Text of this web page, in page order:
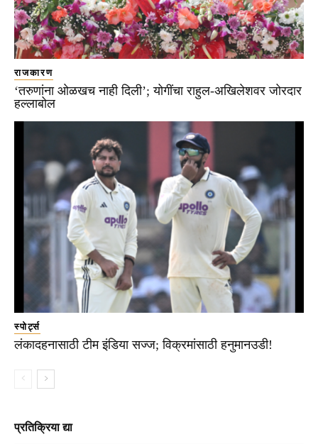
राजकारण
‘तरुणांना ओळखच नाही दिली’; योगींचा राहुल-अखिलेशवर जोरदार
हल्लाबोल
स्पोर्ट्स
लंकादहनासाठी टीम इंडिया सज्ज; विक्रमांसाठी हनुमानउडी!
प्रतिक्रिया द्या